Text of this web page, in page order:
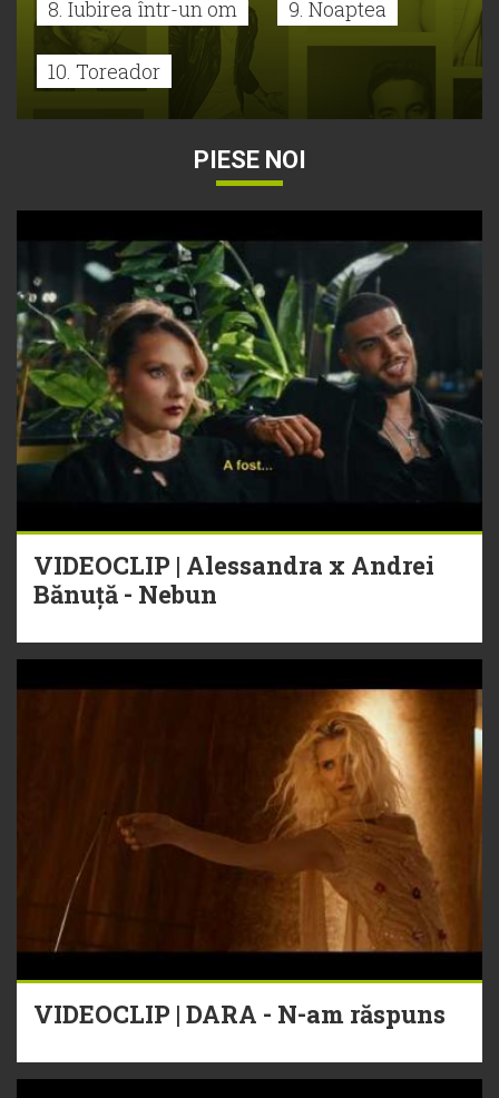
8. Iubirea într-un om 9. Noaptea
10. Toreador
PIESE NOI
VIDEOCLIP | Alessandra x Andrei
Bănuță - Nebun
VIDEOCLIP | DARA - N-am răspuns